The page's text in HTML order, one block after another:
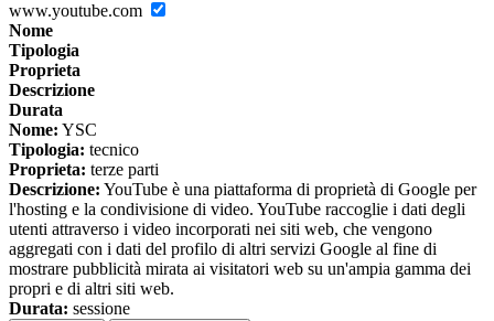
www.youtube.com
Nome
Tipologia
Proprieta
Descrizione
Durata
Nome: YSC
Tipologia: tecnico
Proprieta: terze parti
Descrizione: YouTube è una piattaforma di proprietà di Google per
l'hosting e la condivisione di video. YouTube raccoglie i dati degli
utenti attraverso i video incorporati nei siti web, che vengono
aggregati con i dati del profilo di altri servizi Google al fine di
mostrare pubblicità mirata ai visitatori web su un'ampia gamma dei
propri e di altri siti web.
Durata: sessione